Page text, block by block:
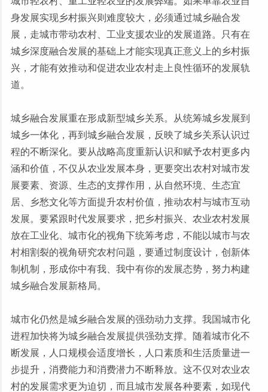
身发展实现乡村振兴则难度较大，必须通过城乡融合发
展，走城市带动农村、工业支援农业的发展道路。只有在
城乡深度融合发展的基础上才能实现真正意义上的乡村振
兴，才能有效推动和促进农业农村走上良性循环的发展轨
道。
城乡融合发展重在形成新型城乡关系。从统筹城乡发展到
城乡一体化，再到城乡融合发展，反映了城乡关系认识过
程的不断深化。要从战略高度重新认识和赋予农村更多内
涵和价值，不仅从农业发展本身，更要突出农村对城市发
展要素、资源、生态的支撑作用，从自然环境、生态宜
居、乡愁文化等方面提升农村价值，推动农村与城市互动
发展。要紧跟时代发展要求，把乡村振兴、农业农村发展
放在工业化、城市化的视角下统筹考虑，不能以城市与农
村相割裂的视角研究农村问题，要通过制度设计，创新体
制机制，形成你中有我、我中有你的发展态势，努力构建
城乡融合发展新格局。
城市化仍然是城乡融合发展的强劲动力支撑。我国城市化
进程加快将为城乡融合发展提供强劲支撑。随着城市化不
断发展，人口规模会适度增长，人口素质和生活质量进一
步提升，消费能力和消费潜力不断释放。这不仅对农业农
村的发展需求更为迫切，而且城市发展各种要素，如现代